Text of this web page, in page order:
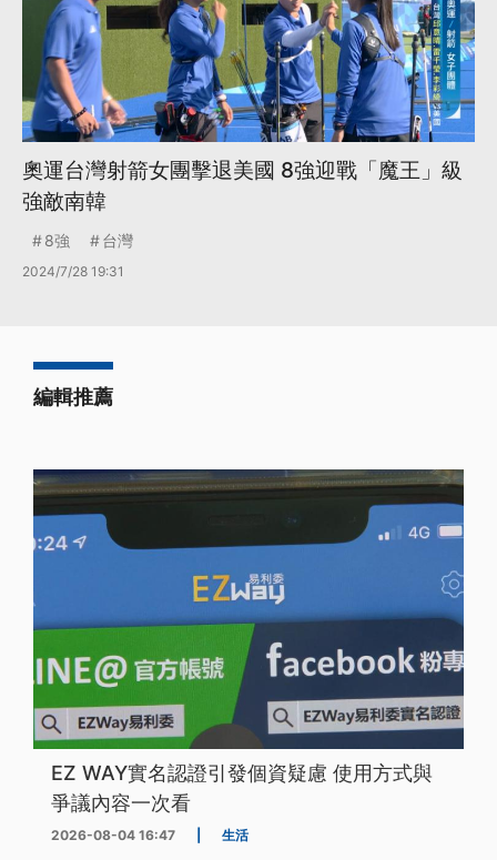
奧運台灣射箭女團擊退美國 8強迎戰「魔王」級
強敵南韓
8強 台灣
2024/7/28 19:31
編輯推薦
EZ WAY實名認證引發個資疑慮 使用方式與
爭議內容一次看
2026-08-04 16:47 生活